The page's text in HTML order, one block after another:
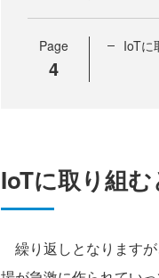
Page
4
IoTに
IoTに取り組
繰り返しとなります